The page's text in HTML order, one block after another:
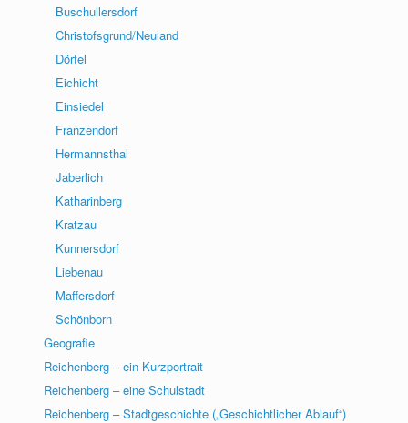
Buschullersdorf
Christofsgrund/Neuland
Dörfel
Eichicht
Einsiedel
Franzendorf
Hermannsthal
Jaberlich
Katharinberg
Kratzau
Kunnersdorf
Liebenau
Maffersdorf
Schönborn
Geografie
Reichenberg – ein Kurzportrait
Reichenberg – eine Schulstadt
Reichenberg – Stadtgeschichte („Geschichtlicher Ablauf“)